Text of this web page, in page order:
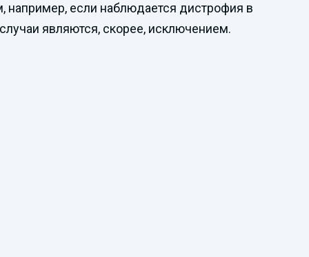
например, если наблюдается дистрофия в
являются, скорее, исключением.